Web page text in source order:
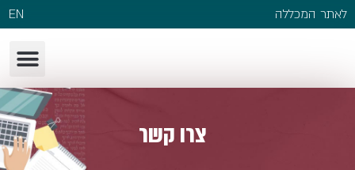
לאתר המכללה EN
צרו קשר